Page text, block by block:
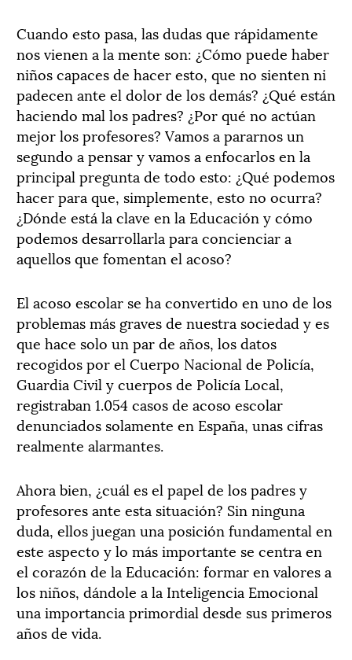
Cuando esto pasa, las dudas que rápidamente
nos vienen a la mente son: ¿Cómo puede haber
niños capaces de hacer esto, que no sienten ni
padecen ante el dolor de los demás? ¿Qué están
haciendo mal los padres? ¿Por qué no actúan
mejor los profesores? Vamos a pararnos un
segundo a pensar y vamos a enfocarlos en la
principal pregunta de todo esto: ¿Qué podemos
hacer para que, simplemente, esto no ocurra?
¿Dónde está la clave en la Educación y cómo
podemos desarrollarla para concienciar a
aquellos que fomentan el acoso?
El acoso escolar se ha convertido en uno de los
problemas más graves de nuestra sociedad y es
que hace solo un par de años, los datos
recogidos por el Cuerpo Nacional de Policía,
Guardia Civil y cuerpos de Policía Local,
registraban 1.054 casos de acoso escolar
denunciados solamente en España, unas cifras
realmente alarmantes.
Ahora bien, ¿cuál es el papel de los padres y
profesores ante esta situación? Sin ninguna
duda, ellos juegan una posición fundamental en
este aspecto y lo más importante se centra en
el corazón de la Educación: formar en valores a
los niños, dándole a la Inteligencia Emocional
una importancia primordial desde sus primeros
años de vida.